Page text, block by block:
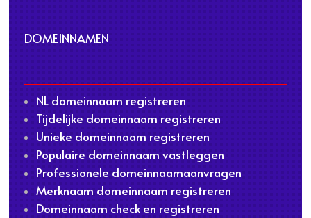
DOMEINNAMEN
NL domeinnaam registreren
Tijdelijke domeinnaam registreren
Unieke domeinnaam registreren
Populaire domeinnaam vastleggen
Professionele domeinnaamaanvragen
Merknaam domeinnaam registreren
Domeinnaam check en registreren